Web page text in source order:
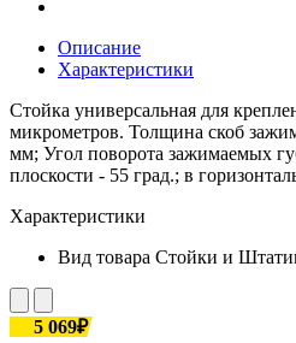
Описание
Характеристики
Стойка универсальная для
микрометров. Толщина скоб
мм; Угол поворота зажимаемых
плоскости - 55 град.; в
Характеристики
Вид товара Стойки и
5 069₽